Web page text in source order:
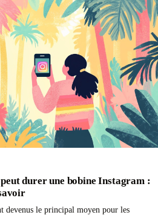
mémorable, découvrable et
marque.
durer une bobine Instagram :
devenus le principal moyen pour les